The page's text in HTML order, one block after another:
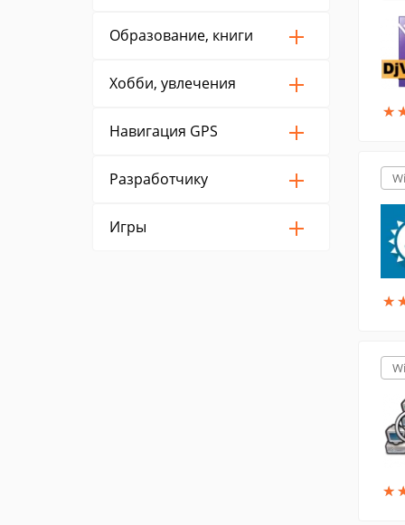
Образование, книги
Хобби, увлечения
Навигация GPS
Разработчику
Игры
★
★
★
★
★
★